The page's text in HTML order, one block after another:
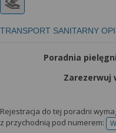
TRANSPORT SANITARNY
Poradnia
Zarezerwuj
Rejestracja do tej poradni
z przychodnią pod numerem: